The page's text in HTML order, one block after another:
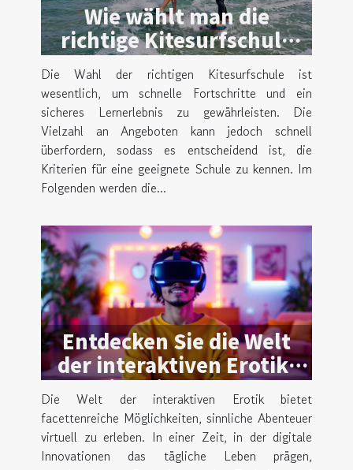
Wie wählt man die
richtige Kitesurfschule
für effektives Lernen?
Die Wahl der richtigen Kitesurfschule ist
wesentlich, um schnelle Fortschritte und ein
sicheres Lernerlebnis zu gewährleisten. Die
Vielzahl an Angeboten kann jedoch schnell
überfordern, sodass es entscheidend ist, die
Kriterien für eine geeignete Schule zu kennen. Im
Folgenden werden die...
Entdecken Sie die Welt
der interaktiven Erotik:
Ein Leitfaden zu
virtuellen Abenteuern
Die Welt der interaktiven Erotik bietet
facettenreiche Möglichkeiten, sinnliche Abenteuer
virtuell zu erleben. In einer Zeit, in der digitale
Innovationen das tägliche Leben prägen,